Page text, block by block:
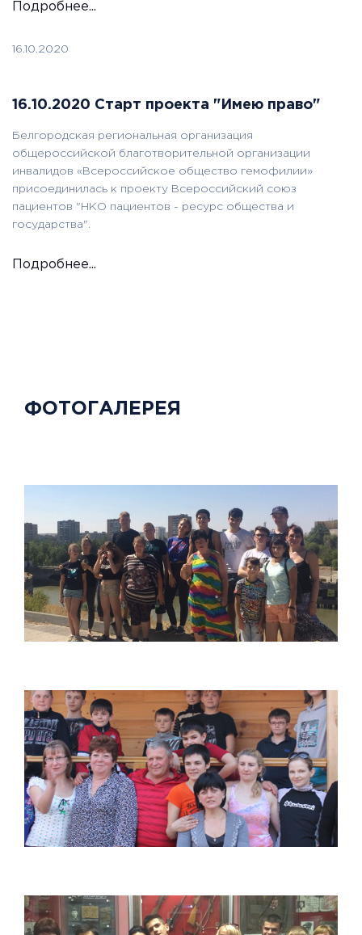
Подробнее...
16.10.2020
16.10.2020 Старт проекта "Имею право"
Белгородская региональная организация
общероссийской благотворительной организации
инвалидов «Всероссийское общество гемофилии»
присоединилась к проекту Всероссийский союз
пациентов "НКО пациентов - ресурс общества и
государства".
Подробнее...
ФОТОГАЛЕРЕЯ